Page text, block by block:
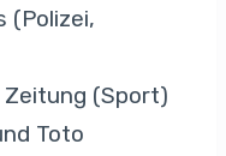
(Polizei,
Zeitung (Sport)
Toto